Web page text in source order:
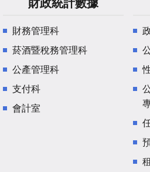
財務管理科
菸酒暨稅務管理科
公產管理科
支付科
會計室